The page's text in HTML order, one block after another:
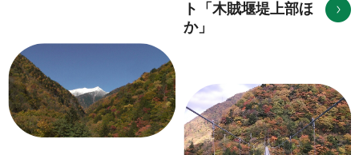
ト「木賊堰堤上部ほ
か」